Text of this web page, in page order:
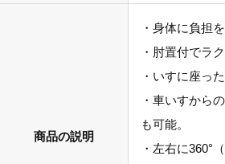
商品の説明
・身体に負担
・肘置付でラ
・いすに座っ
・車いすから
も可能。
・左右に360°